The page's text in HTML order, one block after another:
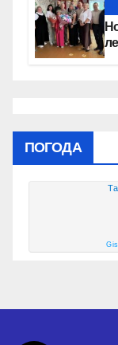
ПОГОДА
Gis